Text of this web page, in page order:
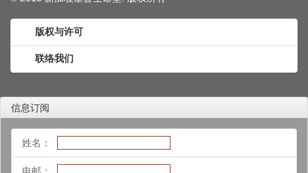
版权与许可
联络我们
信息订阅
姓名：